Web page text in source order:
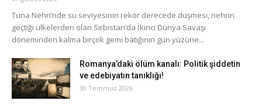
Tuna Nehri’nde su seviyesinin rekor derecede düşmesi, nehrin
geçtiği ülkelerden olan Sırbistan’da İkinci Dünya Savaşı
döneminden kalma birçok gemi batığının gün yüzüne...
Romanya’daki ölüm kanalı: Politik şiddetin
ve edebiyatın tanıklığı!
30 Temmuz 2026